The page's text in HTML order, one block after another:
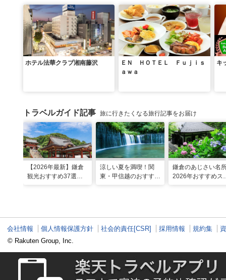
ホテル法華クラブ湘南藤沢
ＥＮ ＨＯＴＥＬ Ｆｕｊｉｓ
ａｗａ
キ
トラベルガイド記事 旅に行きたくなる旅行記事をお届け
【2026年最新】鎌倉
観光おすすめ37選！
涼しい夏を満喫！関
東・甲信越のおすすめ
鎌倉のあじさい名
2026年おすすめス
会社情報 個人情報保護方針 社会的責任[CSR] 採用情報 規約集
© Rakuten Group, Inc.